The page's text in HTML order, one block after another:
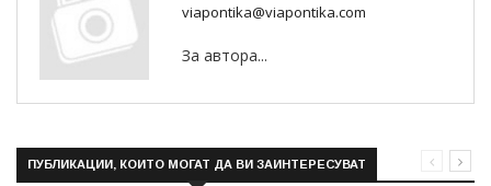
viapontika@viapontika.com
За автора...
ПУБЛИКАЦИИ, КОИТО МОГАТ ДА ВИ ЗАИНТЕРЕСУВАТ